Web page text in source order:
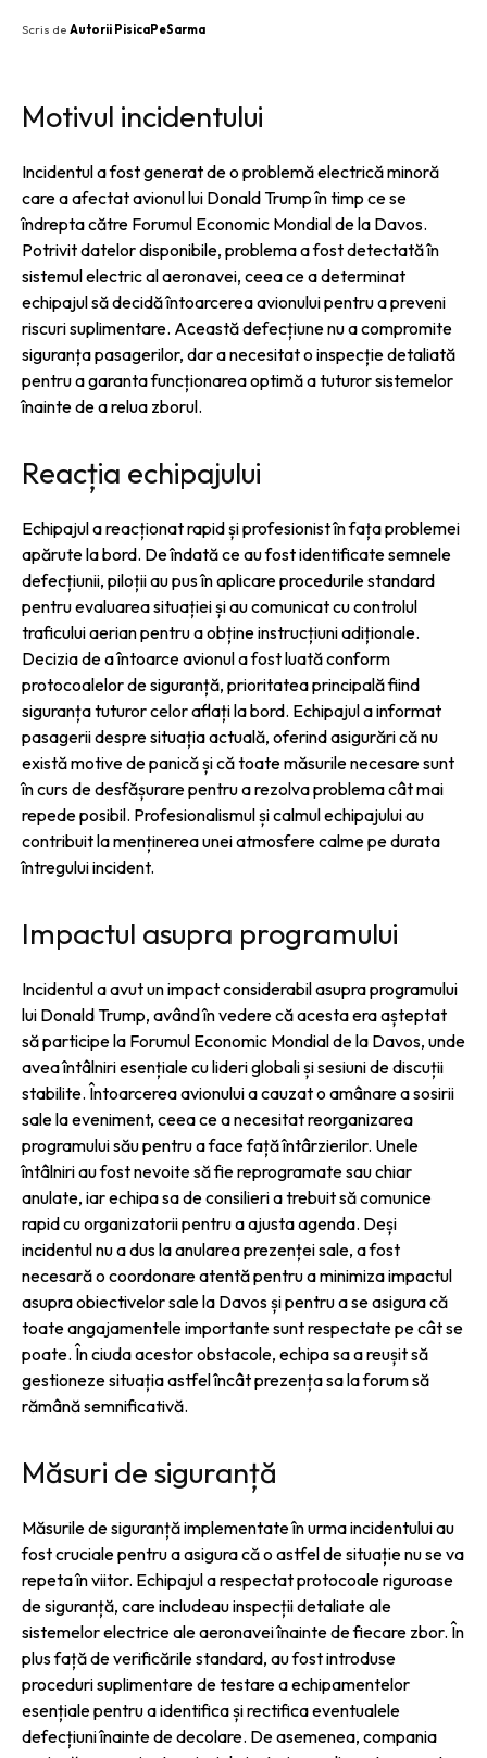
Scris de Autorii PisicaPeSarma
Motivul incidentului
Incidentul a fost generat de o problemă electrică minoră
care a afectat avionul lui Donald Trump în timp ce se
îndrepta către Forumul Economic Mondial de la Davos.
Potrivit datelor disponibile, problema a fost detectată în
sistemul electric al aeronavei, ceea ce a determinat
echipajul să decidă întoarcerea avionului pentru a preveni
riscuri suplimentare. Această defecțiune nu a compromite
siguranța pasagerilor, dar a necesitat o inspecție detaliată
pentru a garanta funcționarea optimă a tuturor sistemelor
înainte de a relua zborul.
Reacția echipajului
Echipajul a reacționat rapid și profesionist în fața problemei
apărute la bord. De îndată ce au fost identificate semnele
defecțiunii, piloții au pus în aplicare procedurile standard
pentru evaluarea situației și au comunicat cu controlul
traficului aerian pentru a obține instrucțiuni adiționale.
Decizia de a întoarce avionul a fost luată conform
protocoalelor de siguranță, prioritatea principală fiind
siguranța tuturor celor aflați la bord. Echipajul a informat
pasagerii despre situația actuală, oferind asigurări că nu
există motive de panică și că toate măsurile necesare sunt
în curs de desfășurare pentru a rezolva problema cât mai
repede posibil. Profesionalismul și calmul echipajului au
contribuit la menținerea unei atmosfere calme pe durata
întregului incident.
Impactul asupra programului
Incidentul a avut un impact considerabil asupra programului
lui Donald Trump, având în vedere că acesta era așteptat
să participe la Forumul Economic Mondial de la Davos, unde
avea întâlniri esențiale cu lideri globali și sesiuni de discuții
stabilite. Întoarcerea avionului a cauzat o amânare a sosirii
sale la eveniment, ceea ce a necesitat reorganizarea
programului său pentru a face față întârzierilor. Unele
întâlniri au fost nevoite să fie reprogramate sau chiar
anulate, iar echipa sa de consilieri a trebuit să comunice
rapid cu organizatorii pentru a ajusta agenda. Deși
incidentul nu a dus la anularea prezenței sale, a fost
necesară o coordonare atentă pentru a minimiza impactul
asupra obiectivelor sale la Davos și pentru a se asigura că
toate angajamentele importante sunt respectate pe cât se
poate. În ciuda acestor obstacole, echipa sa a reușit să
gestioneze situația astfel încât prezența sa la forum să
rămână semnificativă.
Măsuri de siguranță
Măsurile de siguranță implementate în urma incidentului au
fost cruciale pentru a asigura că o astfel de situație nu se va
repeta în viitor. Echipajul a respectat protocoale riguroase
de siguranță, care includeau inspecții detaliate ale
sistemelor electrice ale aeronavei înainte de fiecare zbor. În
plus față de verificările standard, au fost introduse
proceduri suplimentare de testare a echipamentelor
esențiale pentru a identifica și rectifica eventualele
defecțiuni înainte de decolare. De asemenea, compania